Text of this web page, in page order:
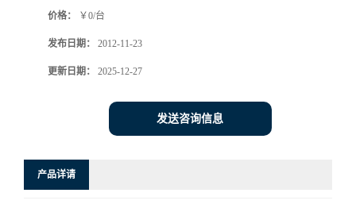
价格： ￥0/台
发布日期： 2012-11-23
更新日期： 2025-12-27
发送咨询信息
产品详请